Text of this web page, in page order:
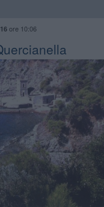
ore 10:06